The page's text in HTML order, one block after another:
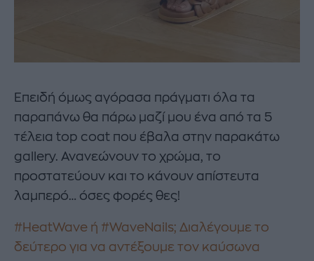
Επειδή όμως αγόρασα πράγματι όλα τα
παραπάνω θα πάρω μαζί μου ένα από τα 5
τέλεια top coat που έβαλα στην παρακάτω
gallery. Ανανεώνουν το χρώμα, το
προστατεύουν και το κάνουν απίστευτα
λαμπερό… όσες φορές θες!
#HeatWave ή #WaveNails; Διαλέγουμε το
δεύτερο για να αντέξουμε τον καύσωνα